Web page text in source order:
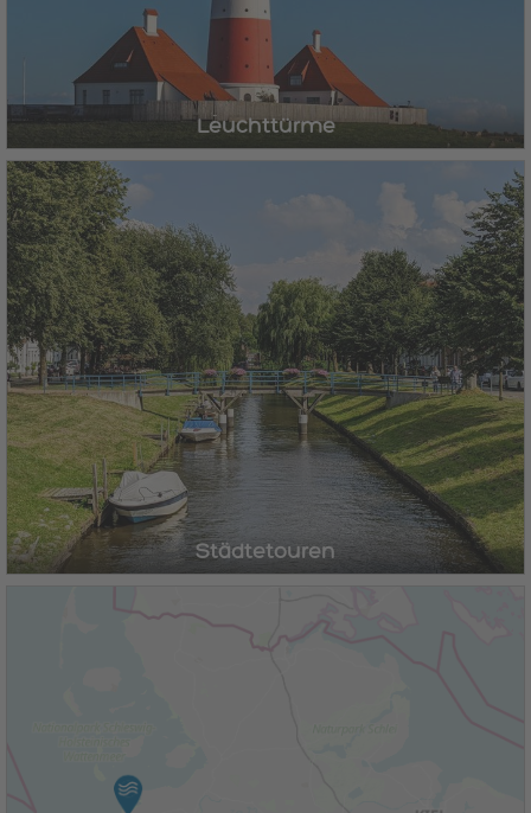
Leuchttürme
Städtetouren